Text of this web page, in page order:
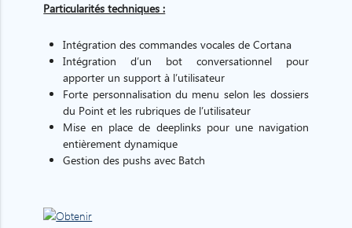
Particularités techniques :
Intégration des commandes vocales de Cortana
Intégration d’un bot conversationnel pour
apporter un support à l’utilisateur
Forte personnalisation du menu selon les dossiers
du Point et les rubriques de l’utilisateur
Mise en place de deeplinks pour une navigation
entièrement dynamique
Gestion des pushs avec Batch